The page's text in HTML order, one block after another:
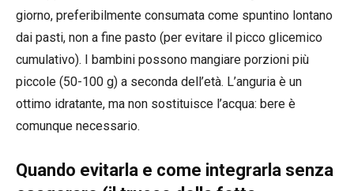
giorno, preferibilmente consumata come spuntino lontano
dai pasti, non a fine pasto (per evitare il picco glicemico
cumulativo). I bambini possono mangiare porzioni più
piccole (50-100 g) a seconda dell’età. L’anguria è un
ottimo idratante, ma non sostituisce l’acqua: bere è
comunque necessario.
Quando evitarla e come integrarla senza